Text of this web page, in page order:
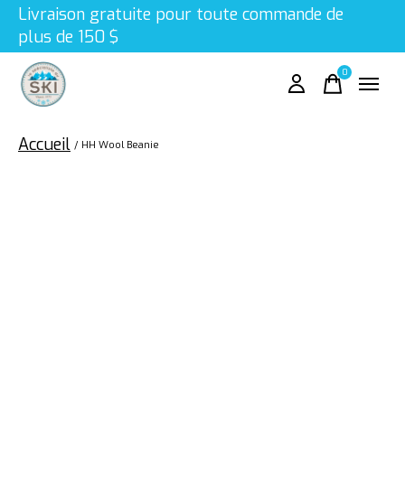
Livraison gratuite pour toute commande de
plus de 150 $
0items
Accueil / HH Wool Beanie